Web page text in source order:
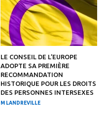
LE CONSEIL DE L’EUROPE
ADOPTE SA PREMIÈRE
RECOMMANDATION
HISTORIQUE POUR LES DROITS
DES PERSONNES INTERSEXES
M LANDREVILLE